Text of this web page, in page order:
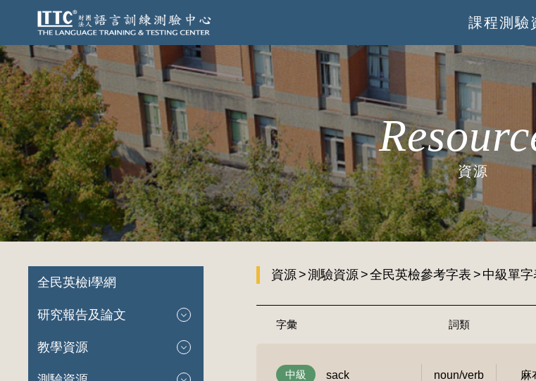
課程測驗
資源
全民英檢i學網
研究報告及論文
教學資源
資源 測驗資源 全民英檢參考字表 中級單字
字彙 詞類
中級 sack noun/verb 麻